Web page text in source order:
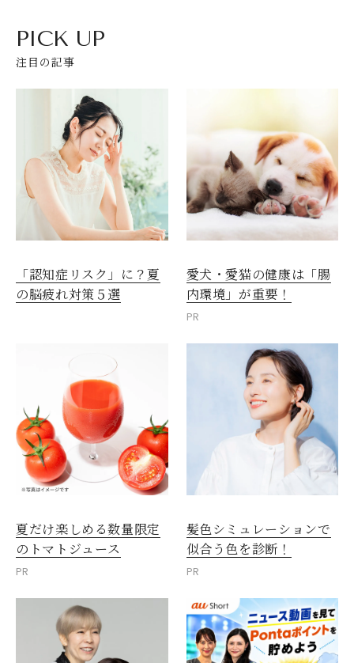
PICK UP
注目の記事
「認知症リスク」に？夏
の脳疲れ対策５選
愛犬・愛猫の健康は「腸
内環境」が重要！
PR
夏だけ楽しめる数量限定
のトマトジュース
PR
髪色シミュレーションで
似合う色を診断！
PR